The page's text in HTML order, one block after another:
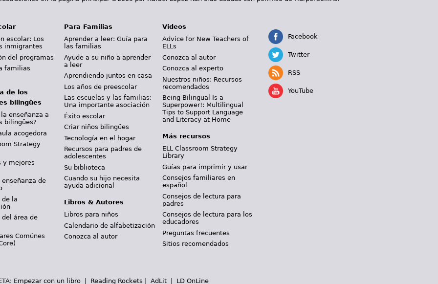
escolar: Los
inmigrantes
del programas
familias
de los
bilingües
enseñanza a
bilingües?
acogedora
Strategy
y mejores
de
de la
área de
Comúnes
Para Familias
Aprender a leer: Guía para
las familias
Ayude a su niño a aprender
a leer
Aprendiendo juntos en casa
Los años de preescolar
Las escuelas y las familias:
Una importante asociación
Éxito escolar
Criar niños bilingües
Tecnología en el hogar
Recursos para padres de
adolescentes
Su biblioteca
Cuando su hijo necesita
ayuda adicional
Libros & Autores
Libros para niños
Calendario de alfabetización
Conozca al autor
Videos
Advice for New Teachers of
ELLs
Conozca al autor
Conozca al experto
Nuestros niños: Recursos
recomendados
Being Bilingual Is a
Superpower!: Multilingual
Tips to Support Language
and Literacy at Home
Más recursos
ELL Classroom Strategy
Library
Guías para imprimir y usar
Consejos familiares en
español
Consejos de lectura para
padres
Consejos de lectura para los
educadores
Preguntas frecuentes
Sitios recomendados
Facebook
Twitter
RSS
YouTube
Empezar con un libro | Reading Rockets | AdLit | LD OnLine